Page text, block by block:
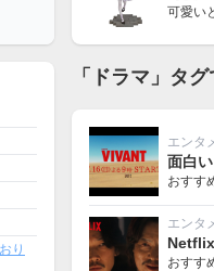
り
可愛い
「ドラマ」タ
エンタ
面白
おすす
エンタ
おすす